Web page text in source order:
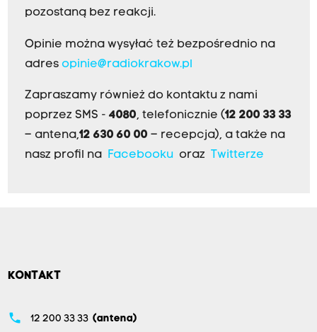
pozostaną bez reakcji.
Opinie można wysyłać też bezpośrednio na
adres opinie@radiokrakow.pl
Zapraszamy również do kontaktu z nami
poprzez SMS - 4080, telefonicznie (12 200 33 33
– antena,12 630 60 00 – recepcja), a także na
nasz profil na
Facebookuoraz Twitterze
KONTAKT
phone 12 200 33 33 (antena)